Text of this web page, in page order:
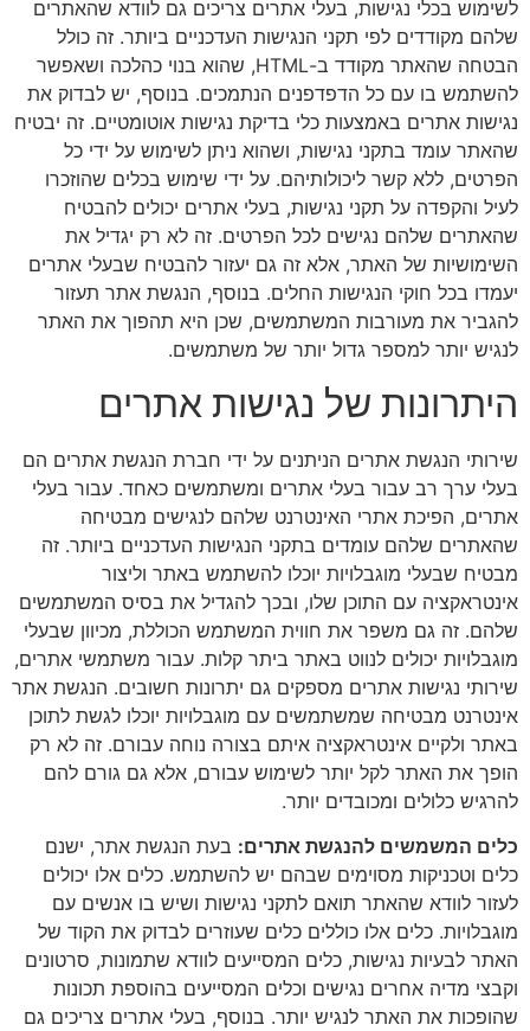
לשימוש בכלי נגישות, בעלי אתרים צריכים גם לוודא שהאתרים
שלהם מקודדים לפי תקני הנגישות העדכניים ביותר. זה כולל
הבטחה שהאתר מקודד ב-HTML, שהוא בנוי כהלכה ושאפשר
להשתמש בו עם כל הדפדפנים הנתמכים. בנוסף, יש לבדוק את
נגישות אתרים באמצעות כלי בדיקת נגישות אוטומטיים. זה יבטיח
שהאתר עומד בתקני נגישות, ושהוא ניתן לשימוש על ידי כל
הפרטים, ללא קשר ליכולותיהם. על ידי שימוש בכלים שהוזכרו
לעיל והקפדה על תקני נגישות, בעלי אתרים יכולים להבטיח
שהאתרים שלהם נגישים לכל הפרטים. זה לא רק יגדיל את
השימושיות של האתר, אלא זה גם יעזור להבטיח שבעלי אתרים
יעמדו בכל חוקי הנגישות החלים. בנוסף, הנגשת אתר תעזור
להגביר את מעורבות המשתמשים, שכן היא תהפוך את האתר
לנגיש יותר למספר גדול יותר של משתמשים.
היתרונות של נגישות אתרים
שירותי הנגשת אתרים הניתנים על ידי חברת הנגשת אתרים הם
בעלי ערך רב עבור בעלי אתרים ומשתמשים כאחד. עבור בעלי
אתרים, הפיכת אתרי האינטרנט שלהם לנגישים מבטיחה
שהאתרים שלהם עומדים בתקני הנגישות העדכניים ביותר. זה
מבטיח שבעלי מוגבלויות יוכלו להשתמש באתר וליצור
אינטראקציה עם התוכן שלו, ובכך להגדיל את בסיס המשתמשים
שלהם. זה גם משפר את חווית המשתמש הכוללת, מכיוון שבעלי
מוגבלויות יכולים לנווט באתר ביתר קלות. עבור משתמשי אתרים,
שירותי נגישות אתרים מספקים גם יתרונות חשובים. הנגשת אתר
אינטרנט מבטיחה שמשתמשים עם מוגבלויות יוכלו לגשת לתוכן
באתר ולקיים אינטראקציה איתם בצורה נוחה עבורם. זה לא רק
הופך את האתר לקל יותר לשימוש עבורם, אלא גם גורם להם
להרגיש כלולים ומכובדים יותר.
כלים המשמשים להנגשת אתרים: בעת הנגשת אתר, ישנם
כלים וטכניקות מסוימים שבהם יש להשתמש. כלים אלו יכולים
לעזור לוודא שהאתר תואם לתקני נגישות ושיש בו אנשים עם
מוגבלויות. כלים אלו כוללים כלים שעוזרים לבדוק את הקוד של
האתר לבעיות נגישות, כלים המסייעים לוודא שתמונות, סרטונים
וקבצי מדיה אחרים נגישים וכלים המסייעים בהוספת תכונות
שהופכות את האתר לנגיש יותר. בנוסף, בעלי אתרים צריכים גם